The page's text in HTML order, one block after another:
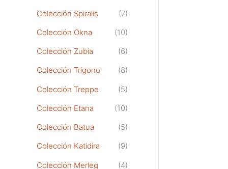
Colección Spiralis
(7)
Colección Okna
(10)
Colección Zubia
(6)
Colección Trigono
(8)
Colección Treppe
(5)
Colección Etana
(10)
Colección Batua
(5)
Colección Katidira
(9)
Colección Merleg
(4)